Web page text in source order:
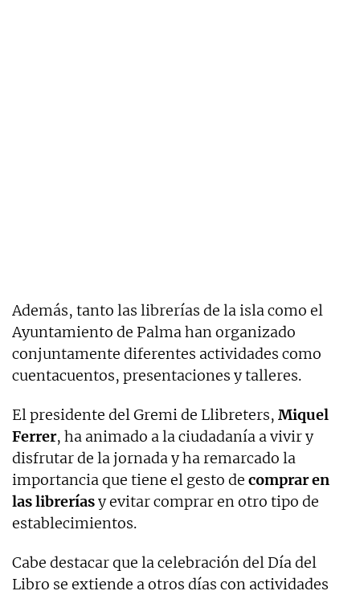
Además, tanto las librerías de la isla como el
Ayuntamiento de Palma han organizado
conjuntamente diferentes actividades como
cuentacuentos, presentaciones y talleres.
El presidente del Gremi de Llibreters, Miquel
Ferrer, ha animado a la ciudadanía a vivir y
disfrutar de la jornada y ha remarcado la
importancia que tiene el gesto de comprar en
las libreríasy evitar comprar en otro tipo de
establecimientos.
Cabe destacar que la celebración del Día del
Libro se extiende a otros días con actividades